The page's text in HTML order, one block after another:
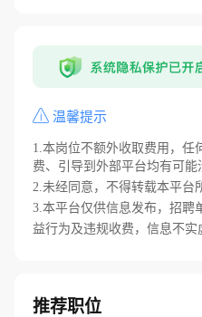
温馨提示
1.本岗位不额外收取费用，任
费、引导到外部平台均有可能
2.未经同意，不得转载本平台
3.本平台仅供信息发布，招聘
益行为及违规收费，信息不实
推荐职位